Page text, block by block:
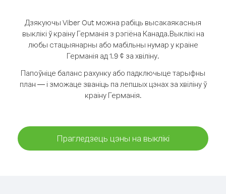
Дзякуючы Viber Out можна рабіць высакаякасныя
выклікі ў краіну Германія з рэгіёна Канада.Выклікі на
любы стацыянарны або мабільны нумар у краіне
Германія ад 1.9 ¢ за хвіліну.
Папоўніце баланс рахунку або падключыце тарыфны
план — і зможаце званіць па лепшых цэнах за хвіліну ў
краіну Германія.
Прагледзець цэны на выклікі